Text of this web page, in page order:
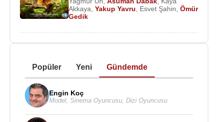
Akkaya Yakup Yavru Esvet Şahin Ömür
Gedik
Popüler Yeni Gündemde
Engin Koç
Model Sinema Oyuncusu Dizi Oyuncusu